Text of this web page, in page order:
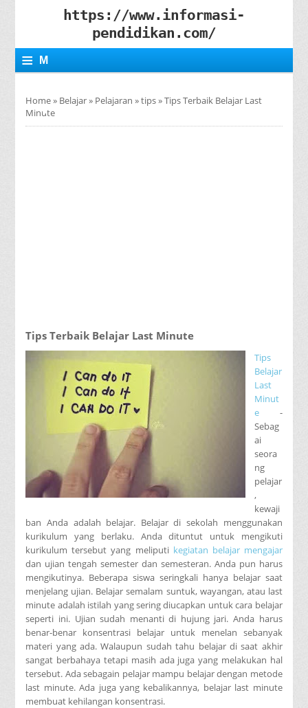
https://www.informasi-
pendidikan.com/
≡ M
N
Home» Belajar» Pelajaran »tips»Tips Terbaik Belajar Last
Minute
Tips Terbaik Belajar Last Minute
Tips
Belajar
Last
Minut
e -
Sebag
ai
seora
ng
pelajar
,
kewaji
ban Anda adalah belajar. Belajar di sekolah menggunakan
kurikulum yang berlaku. Anda dituntut untuk mengikuti
kurikulum tersebut yang meliputi kegiatan belajar mengajar
dan ujian tengah semester dan semesteran. Anda pun harus
mengikutinya. Beberapa siswa seringkali hanya belajar saat
menjelang ujian. Belajar semalam suntuk, wayangan, atau last
minute adalah istilah yang sering diucapkan untuk cara belajar
seperti ini. Ujian sudah menanti di hujung jari. Anda harus
benar-benar konsentrasi belajar untuk menelan sebanyak
materi yang ada. Walaupun sudah tahu belajar di saat akhir
sangat berbahaya tetapi masih ada juga yang melakukan hal
tersebut. Ada sebagain pelajar mampu belajar dengan metode
last minute. Ada juga yang kebalikannya, belajar last minute
membuat kehilangan konsentrasi.